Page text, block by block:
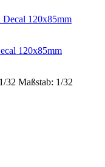
120x85mm
32 Maßstab: 1/32